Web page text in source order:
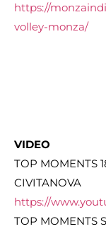
https://
volley-monza/
VIDEO
TOP MOMENTS
CIVITANOVA
https://
TOP MOMENTS